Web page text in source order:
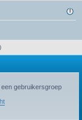
gebruikersgroep